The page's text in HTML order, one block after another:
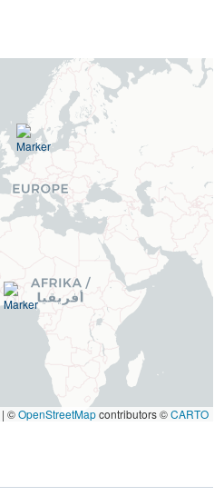
| ©OpenStreetMapcontributors ©CARTO